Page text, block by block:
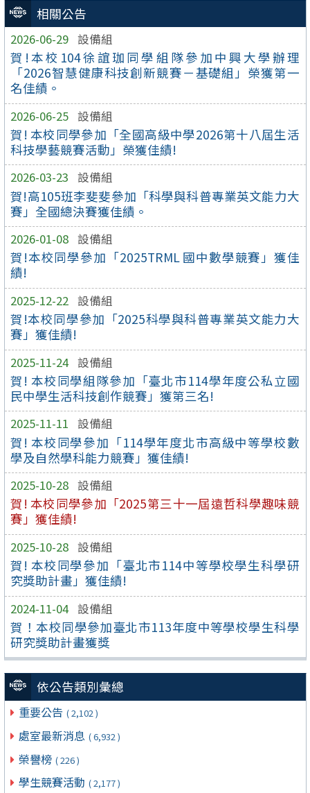
相關公告
2026-06-29 設備組
賀!本校104徐誼珈同學組隊參加中興大學辦理
「2026智慧健康科技創新競賽－基礎組」榮獲第一
名佳績。
2026-06-25 設備組
賀! 本校同學參加「全國高級中學2026第十八屆生活
科技學藝競賽活動」榮獲佳績!
2026-03-23 設備組
賀!高105班李斐斐參加「科學與科普專業英文能力大
賽」全國總決賽獲佳績。
2026-01-08 設備組
賀!本校同學參加「2025TRML 國中數學競賽」獲佳
績!
2025-12-22 設備組
賀!本校同學參加「2025科學與科普專業英文能力大
賽」獲佳績!
2025-11-24 設備組
賀! 本校同學組隊參加「臺北市114學年度公私立國
民中學生活科技創作競賽」獲第三名!
2025-11-11 設備組
賀! 本校同學參加「114學年度北市高級中等學校數
學及自然學科能力競賽」獲佳績!
2025-10-28 設備組
賀! 本校同學參加「2025第三十一屆遠哲科學趣味競
賽」獲佳績!
2025-10-28 設備組
賀! 本校同學參加「臺北市114中等學校學生科學研
究獎助計畫」獲佳績!
2024-11-04 設備組
賀！本校同學參加臺北市113年度中等學校學生科學
研究獎助計畫獲獎
依公告類別彙總
重要公告 ( 2,102 )
處室最新消息 ( 6,932 )
榮譽榜 ( 226 )
學生競賽活動 ( 2,177 )